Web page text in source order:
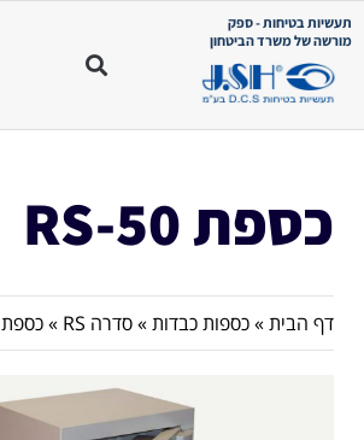
תעשיות בטיחות - ספק
מורשה של משרד הביטחון
כספת RS-50
דף הבית»כספות כבדות»סדרה RS »כספת RS-50